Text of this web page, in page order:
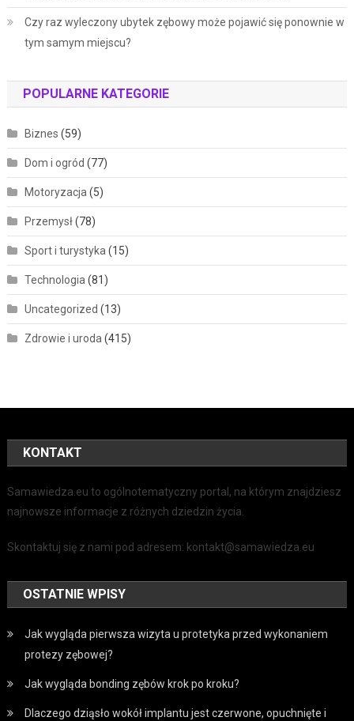
Czy raz wyleczony ubytek zębowy może pojawić się ponownie w
tym samym miejscu?
POPULARNE KATEGORIE
Biznes (59)
Dom i ogród (77)
Motoryzacja(5)
Przemysł(78)
Sport i turystyka(15)
Technologia(81)
Uncategorized (13)
Zdrowie i uroda(415)
KONTAKT
Samawiedza.eu to ogólnotematyczny portal, na którym znajdziesz
najnowsze informacje z różnych dziedzin życia.
Skontaktuj się z nami pod adresem: kontakt@samawiedza.eu
OSTATNIE WPISY
Jak wygląda pierwsza wizyta u protetyka przed wykonaniem
protezy zębowej?
Jak wygląda bonding zębów krok po kroku?
Dlaczego dziąsło wokół implantu jest czerwone, opuchnięte i